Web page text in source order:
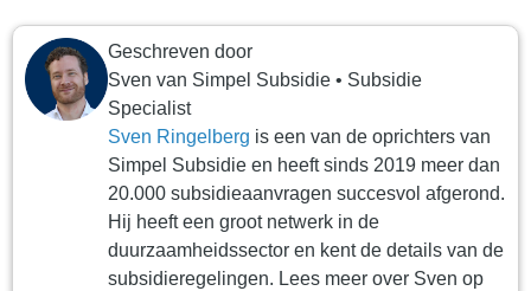
Geschreven door
Sven van Simpel Subsidie • Subsidie
Specialist
Sven Ringelberg is een van de oprichters van
Simpel Subsidie en heeft sinds 2019 meer dan
20.000 subsidieaanvragen succesvol afgerond.
Hij heeft een groot netwerk in de
duurzaamheidssector en kent de details van de
subsidieregelingen. Lees meer over Sven op